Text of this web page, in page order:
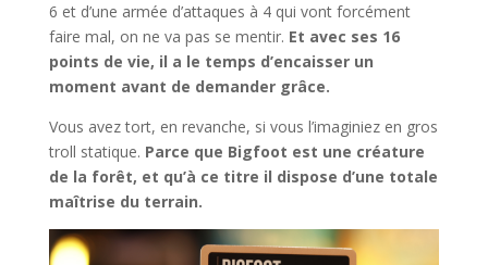
6 et d’une armée d’attaques à 4 qui vont forcément
faire mal, on ne va pas se mentir. Et avec ses 16
points de vie, il a le temps d’encaisser un
moment avant de demander grâce.
Vous avez tort, en revanche, si vous l’imaginiez en gros
troll statique. Parce que Bigfoot est une créature
de la forêt, et qu’à ce titre il dispose d’une totale
maîtrise du terrain.